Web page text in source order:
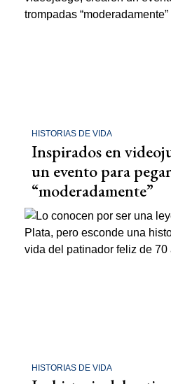
HISTORIAS DE VIDA
Inspirados en
un evento para
“moderadamente”
HISTORIAS DE VIDA